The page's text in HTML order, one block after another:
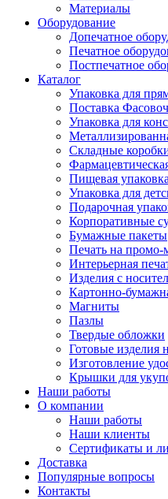
Материалы
Оборудование
Допечатное
Печатное
Постпечатное
Каталог
Упаковка для
Поставка
Упаковка для
Складные
Пищевая упаковка
Упаковка для
Подарочная
Корпоративные
Бумажные пакеты
Печать на промо-
Интерьерная
Изделия с
Картонно-
Магниты
Пазлы
Твердые обложки
Готовые изделия
Изготовление
Крышки для
Наши работы
О компании
Наши работы
Наши клиенты
Сертификаты и
Доставка
Популярные вопросы
Контакты